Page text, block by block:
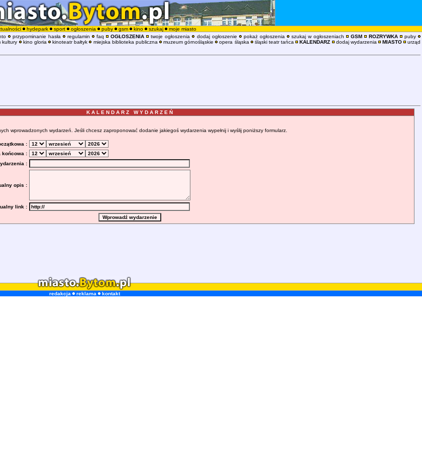
hydepark sport ogłoszenia puby gsm kino szukaj
moje miasto
przypominanie hasła regulamin faq OGŁOSZENIA twoje ogłoszenia dodaj ogłoszenie pokaż ogłoszenia szukaj w ogłoszeniach GSM ROZRYWKA
puby
kultury kino gloria kinoteatr bałtyk miejska biblioteka publiczna muzeum górnośląskie opera śląska śląski teatr tańca KALENDARZ dodaj wydarzenia MIASTO
urząd
K A L E N D A R Z W Y D A R Z E Ń
wprowadzonych wydarzeń. Jeśli chcesz zaproponować dodanie jakiegoś wydarzenia wypełnij i wyślij poniższy formularz.
:
końcowa :
:
opis :
link :
redakcja reklama kontakt